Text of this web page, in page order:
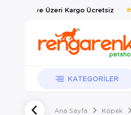
TL ve Üzeri Kargo Ücretsiz
KATEGORILER
Ana Sayfa Köpek